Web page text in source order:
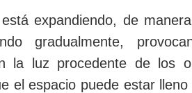
expandiendo, de
gradualmente,
la luz procedente de los
el espacio puede estar lleno